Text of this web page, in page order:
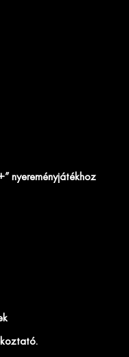
nyereményjátékhoz